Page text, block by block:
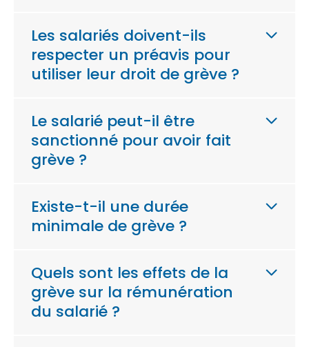
Les salariés doivent-ils
respecter un préavis pour
utiliser leur droit de grève ?
Le salarié peut-il être
sanctionné pour avoir fait
grève ?
Existe-t-il une durée
minimale de grève ?
Quels sont les effets de la
grève sur la rémunération
du salarié ?